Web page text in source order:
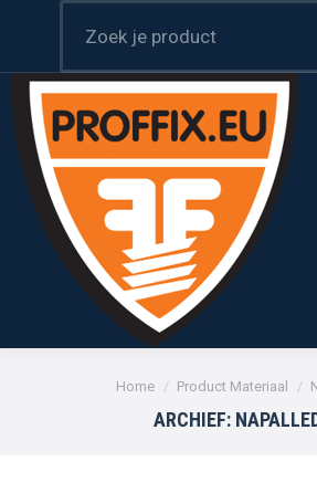
Je bent hier:
Home Product Materiaal
ARCHIEF: